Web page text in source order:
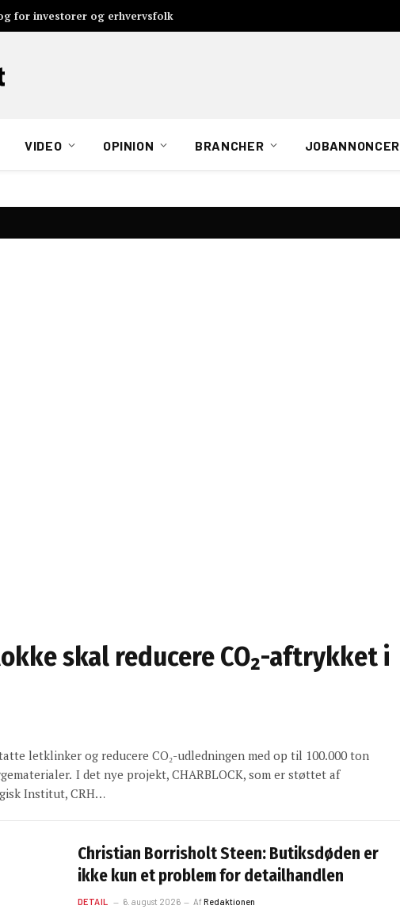
for investorer og erhvervsfolk
VIDEO OPINION BRANCHER JOBANNONCER
skal reducere CO₂-aftrykket i
letklinker og reducere CO₂-udledningen med op til 100.000 ton
I det nye projekt, CHARBLOCK, som er støttet af
Institut, CRH…
Christian Borrisholt Steen: Butiksdøden er
ikke kun et problem for detailhandlen
DETAIL 6. august 2026 AfRedaktionen